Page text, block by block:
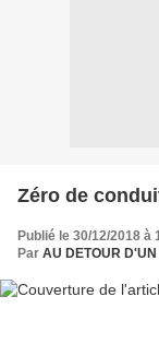
Zéro de
Publié le 30/12/2018 à
Par AU DETOUR